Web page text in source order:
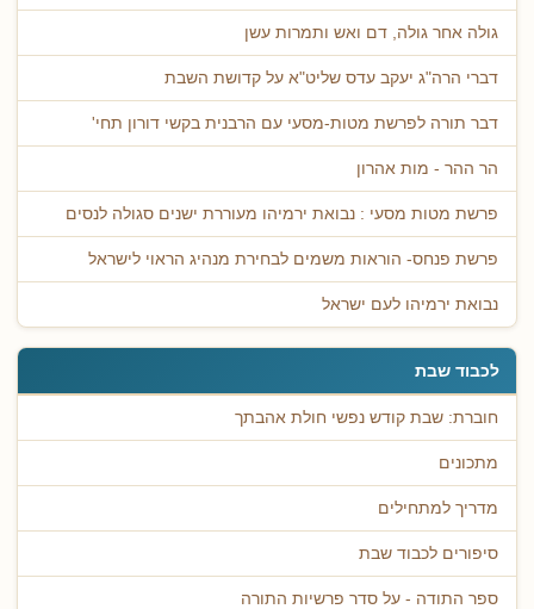
גולה אחר גולה, דם ואש ותמרות עשן
דברי הרה"ג יעקב עדס שליט"א על קדושת השבת
דבר תורה לפרשת מטות-מסעי עם הרבנית בקשי דורון תחי'
הר ההר - מות אהרון
פרשת מטות מסעי : נבואת ירמיהו מעוררת ישנים סגולה לנסים
פרשת פנחס- הוראות משמים לבחירת מנהיג הראוי לישראל
נבואת ירמיהו לעם ישראל
לכבוד שבת
חוברת: שבת קודש נפשי חולת אהבתך
מתכונים
מדריך למתחילים
סיפורים לכבוד שבת
ספר התודה - על סדר פרשיות התורה